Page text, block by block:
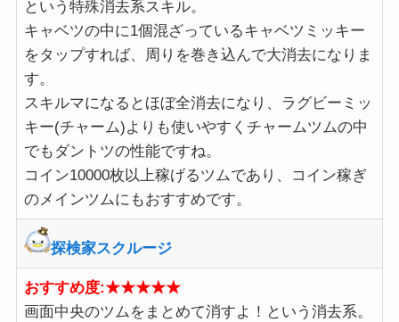
という特殊消去系スキル。
キャベツの中に1個混ざっているキャベツミッキー
をタップすれば、周りを巻き込んで大消去になりま
す。
スキルマになるとほぼ全消去になり、ラグビーミッ
キー(チャーム)よりも使いやすくチャームツムの中
でもダントツの性能ですね。
コイン10000枚以上稼げるツムであり、コイン稼ぎ
のメインツムにもおすすめです。
探検家スクルージ
おすすめ度:★★★★★
画面中央のツムをまとめて消すよ！という消去系。